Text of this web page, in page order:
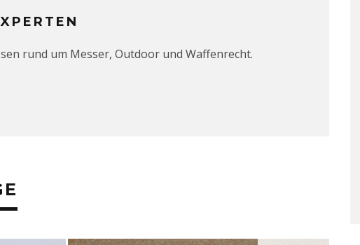
rund um Messer, Outdoor und Waffenrecht.